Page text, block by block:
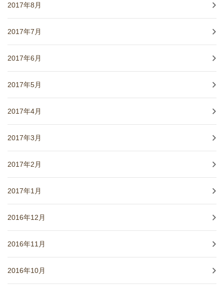
2017年8月
2017年7月
2017年6月
2017年5月
2017年4月
2017年3月
2017年2月
2017年1月
2016年12月
2016年11月
2016年10月